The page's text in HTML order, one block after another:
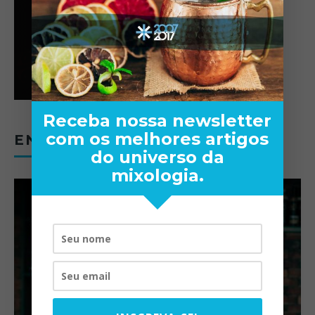
ENTREVISTAS
Receba nossa newsletter
com os melhores artigos
do universo da
mixologia.